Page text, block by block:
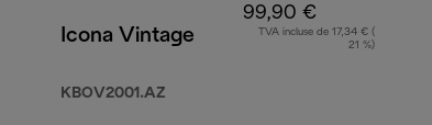
Icona Vintage
KBOV2001.AZ
99,90 €
TVA incluse de 17,34 € (
21 %)